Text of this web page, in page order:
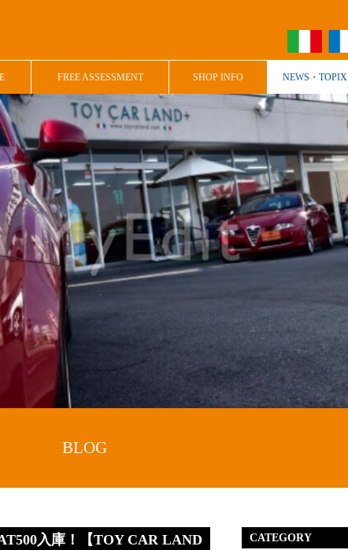
FREE ASSESSMENT SHOP INFO NEWS・TOPIX
BLOG
入庫！【TOY CAR LAND
CATEGORY